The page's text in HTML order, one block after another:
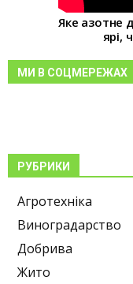
Яке азотне
ярі,
МИ В СОЦМЕРЕЖАХ
РУБРИКИ
Агротехніка
Виноградарство
Добрива
Жито